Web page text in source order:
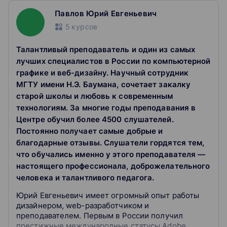
готовить дизайн-макеты разного назначения и степени
сложности;
разрабатывать фирменный стиль, создать логотип или
открытку, правильно оформить визитки и пр.
Павлов Юрий Евгеньевич
5 курсов
Талантливый преподаватель и один из самых
лучших специалистов в России по компьютерной
графике и веб-дизайну. Научный сотрудник
МГТУ имени Н.Э. Баумана, сочетает закалку
старой школы и любовь к современным
технологиям. За многие годы преподавания в
Центре обучил более 4500 слушателей.
Постоянно получает самые добрые и
благодарные отзывы. Слушатели гордятся тем,
что обучались именно у этого преподавателя —
настоящего профессионала, доброжелательного
человека и талантливого педагога.
Юрий Евгеньевич имеет огромный опыт работы
дизайнером, web-разработчиком и
преподавателем. Первым в России получил